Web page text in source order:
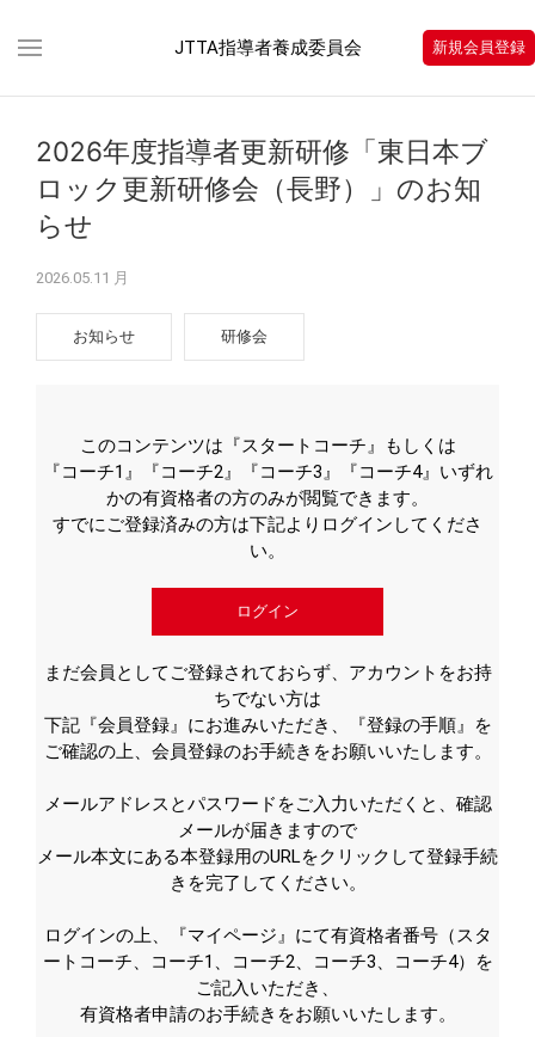
JTTA指導者養成委員会 新規会員登録
2026年度指導者更新研修「東日本ブ
ロック更新研修会（長野）」のお知
らせ
2026.05.11 月
お知らせ 研修会
このコンテンツは『スタートコーチ』もしくは
『コーチ1』『コーチ2』『コーチ3』『コーチ4』いずれ
かの有資格者の方のみが閲覧できます。
すでにご登録済みの方は下記よりログインしてくださ
い。
ログイン
まだ会員としてご登録されておらず、アカウントをお持
ちでない方は
下記『会員登録』にお進みいただき、『登録の手順』を
ご確認の上、会員登録のお手続きをお願いいたします。
メールアドレスとパスワードをご入力いただくと、確認
メールが届きますので
メール本文にある本登録用のURLをクリックして登録手続
きを完了してください。
ログインの上、『マイページ』にて有資格者番号（スタ
ートコーチ、コーチ1、コーチ2、コーチ3、コーチ4）を
ご記入いただき、
有資格者申請のお手続きをお願いいたします。